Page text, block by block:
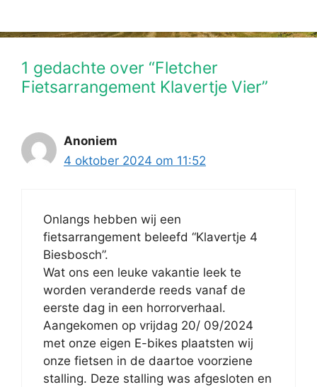
1 gedachte over “Fletcher
Fietsarrangement Klavertje Vier”
Anoniem
4 oktober 2024 om 11:52
Onlangs hebben wij een
fietsarrangement beleefd “Klavertje 4
Biesbosch”.
Wat ons een leuke vakantie leek te
worden veranderde reeds vanaf de
eerste dag in een horrorverhaal.
Aangekomen op vrijdag 20/ 09/2024
met onze eigen E-bikes plaatsten wij
onze fietsen in de daartoe voorziene
stalling. Deze stalling was afgesloten en